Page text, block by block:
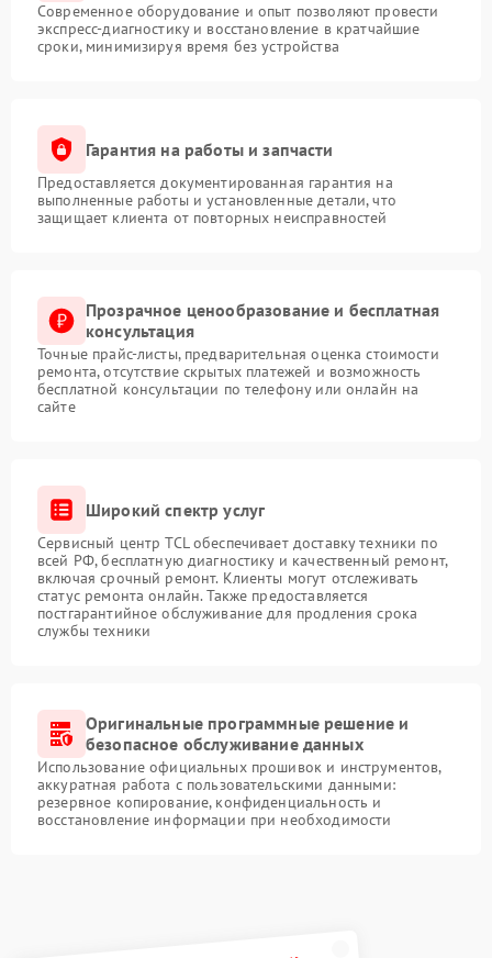
Современное оборудование и опыт позволяют провести
экспресс-диагностику и восстановление в кратчайшие
сроки, минимизируя время без устройства
Гарантия на работы и запчасти
Предоставляется документированная гарантия на
выполненные работы и установленные детали, что
защищает клиента от повторных неисправностей
Прозрачное ценообразование и бесплатная
консультация
Точные прайс-листы, предварительная оценка стоимости
ремонта, отсутствие скрытых платежей и возможность
бесплатной консультации по телефону или онлайн на
сайте
Широкий спектр услуг
Сервисный центр TCL обеспечивает доставку техники по
всей РФ, бесплатную диагностику и качественный ремонт,
включая срочный ремонт. Клиенты могут отслеживать
статус ремонта онлайн. Также предоставляется
постгарантийное обслуживание для продления срока
службы техники
Оригинальные программные решение и
безопасное обслуживание данных
Использование официальных прошивок и инструментов,
аккуратная работа с пользовательскими данными:
резервное копирование, конфиденциальность и
восстановление информации при необходимости